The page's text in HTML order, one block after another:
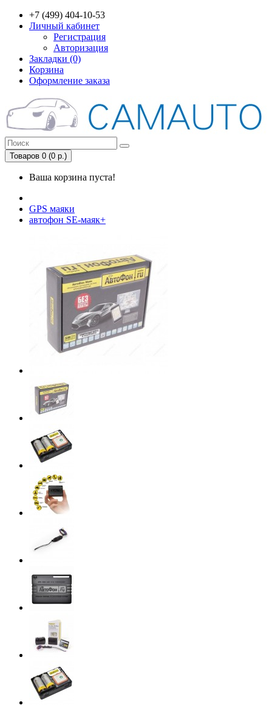
+7 (499) 404-10-53
Личный кабинет
Регистрация
Авторизация
Закладки (0)
Корзина
Оформление заказа
Товаров 0 (0 р.)
Ваша корзина пуста!
GPS маяки
автофон SE-маяк+